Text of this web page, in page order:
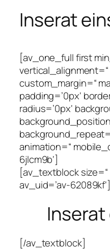
Inserat
[av_one_full first
custom_margin=“
padding=’0px‘
radius=’0px‘
animation=“
6jlcm9b‘]
[av_textblock
av_uid=’av-62089kf‘]
[/av_textblock]